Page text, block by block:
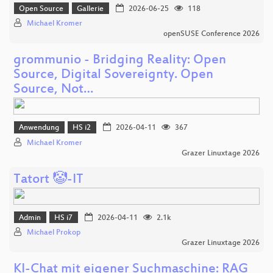
Open Source Gallerie 2026-06-25
118
Michael Kromer
openSUSE Conference 2026
grommunio - Bridging Reality: Open
Source, Digital Sovereignty. Open
Source, Not…
Anwendung HS i2 2026-04-11
367
Michael Kromer
Grazer Linuxtage 2026
Tatort 🤡-IT
Admin HS i7 2026-04-11
2.1k
Michael Prokop
Grazer Linuxtage 2026
KI-Chat mit eigener Suchmaschine: RAG